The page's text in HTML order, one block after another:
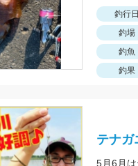
釣行
釣場
釣魚
釣果
テナガ